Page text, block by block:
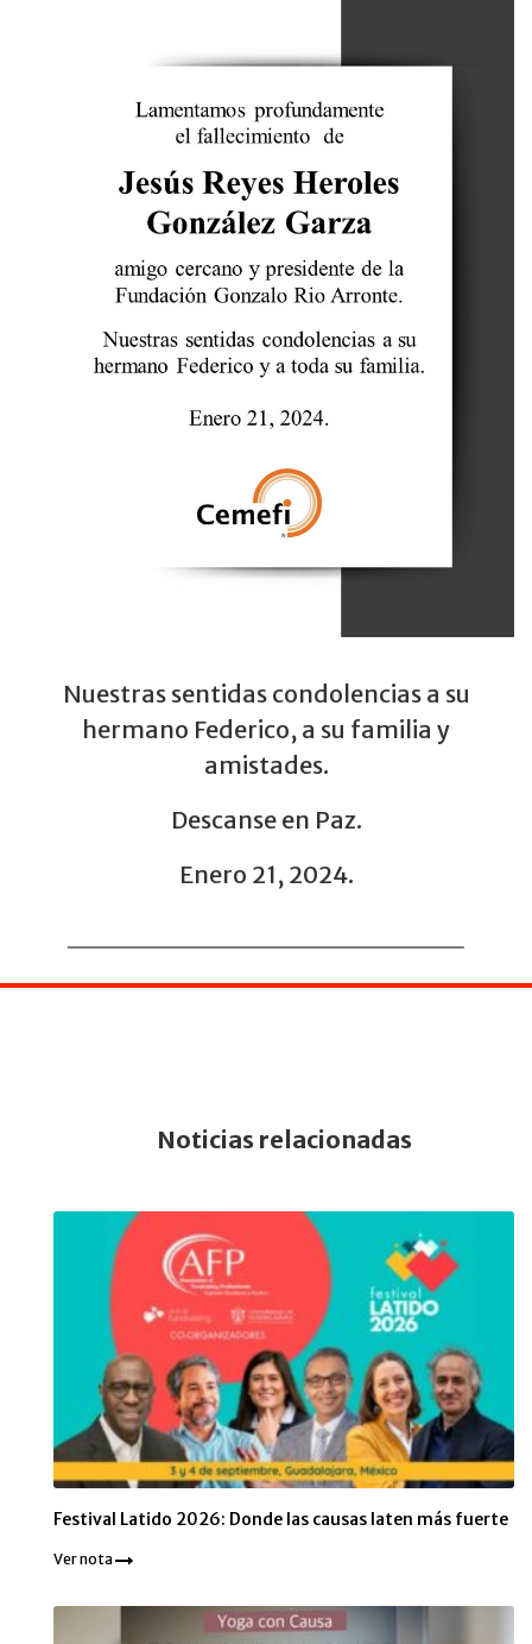
Nuestras sentidas condolencias a su
hermano Federico, a su familia y
amistades.
Descanse en Paz.
Enero 21, 2024.
Noticias relacionadas
Festival Latido 2026: Donde las causas laten más fuerte
Ver nota